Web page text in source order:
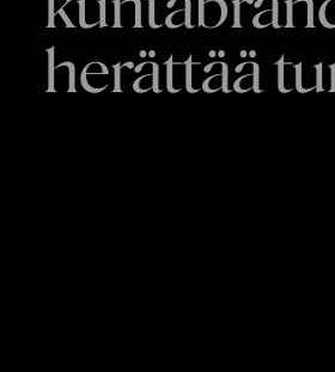
herättää